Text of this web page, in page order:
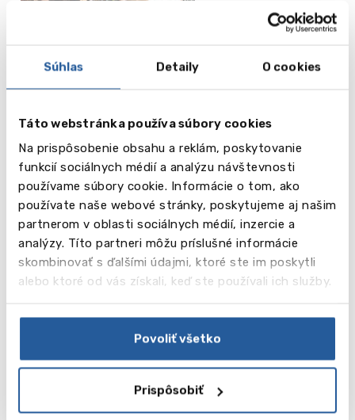
Súhlas Detaily O cookies
Táto webstránka používa súbory cookies
Na prispôsobenie obsahu a reklám, poskytovanie
funkcií sociálnych médií a analýzu návštevnosti
používame súbory cookie. Informácie o tom, ako
používate naše webové stránky, poskytujeme aj našim
partnerom v oblasti sociálnych médií, inzercie a
analýzy. Títo partneri môžu príslušné informácie
skombinovať s ďalšími údajmi, ktoré ste im poskytli
alebo ktoré od vás získali, keď ste používali ich služby.
Povoliť všetko
Prispôsobiť
ILAC - International Language
Academy Canada
od 415 CAD
Čítaj viac Vancouver/Toronto
EC English
Language
Montreal
od 420 CAD
Čítaj viac